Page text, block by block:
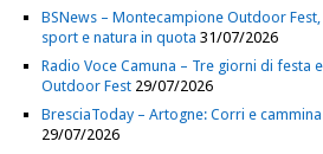
BSNews – Montecampione Outdoor
sport e natura in quota 31/07/2026
Radio Voce Camuna – Tre giorni di festa
Outdoor Fest 29/07/2026
BresciaToday – Artogne: Corri e
29/07/2026